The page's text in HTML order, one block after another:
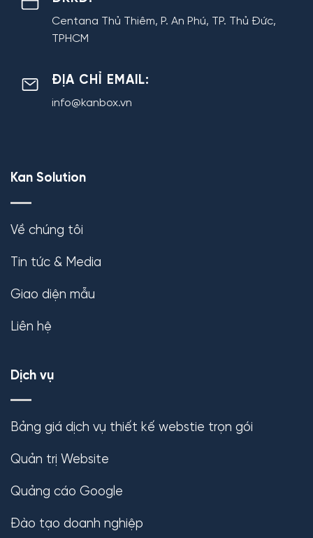
Centana Thủ Thiêm, P. An Phú, TP. Thủ Đức,
TPHCM
ĐỊA CHỈ EMAIL:
info@kanbox.vn
Kan Solution
Về chúng tôi
Tin tức & Media
Giao diện mẫu
Liên hệ
Dịch vụ
Bảng giá dịch vụ thiết kế webstie trọn gói
Quản trị Website
Quảng cáo Google
Đào tạo doanh nghiệp